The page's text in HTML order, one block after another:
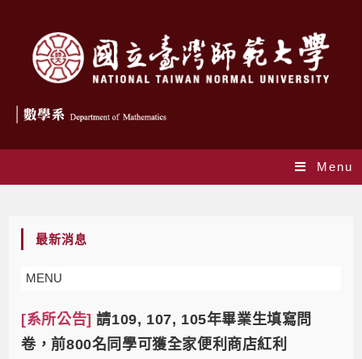
Menu
最新消息
MENU
[系所公告]請109, 107, 105年畢業生填寫問
卷，前800名同學可獲全家便利商店紅利